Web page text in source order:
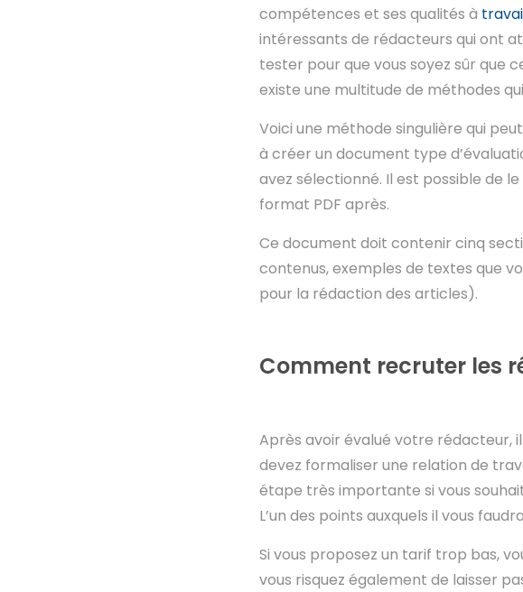
compétences et ses qualités à
intéressants de rédacteurs qui ont
tester pour que vous soyez sûr que
existe une multitude de méthodes
Voici une méthode singulière qui
à créer un document type
avez sélectionné. Il est possible de
format PDF après.
Ce document doit contenir cinq
contenus, exemples de textes que
pour la rédaction des articles).
Comment recruter les
Après avoir évalué votre rédacteur,
devez formaliser une relation de
étape très importante si vous
L’un des points auxquels il vous
Si vous proposez un tarif trop bas,
vous risquez également de laisser